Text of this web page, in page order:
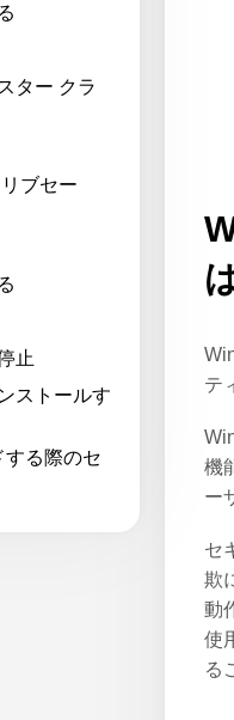
ター クラ
ブセー
止
ストールす
る際のセ
テ
機
ー
セ
欺
動
使
る